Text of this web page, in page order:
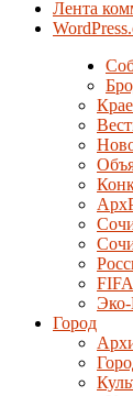
Лента
Эко-
Город